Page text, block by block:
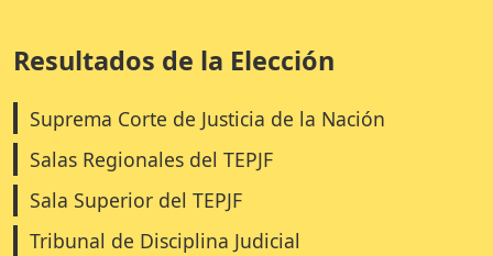
Resultados de la Elección
Suprema Corte de Justicia de la Nación
Salas Regionales del TEPJF
Sala Superior del TEPJF
Tribunal de Disciplina Judicial